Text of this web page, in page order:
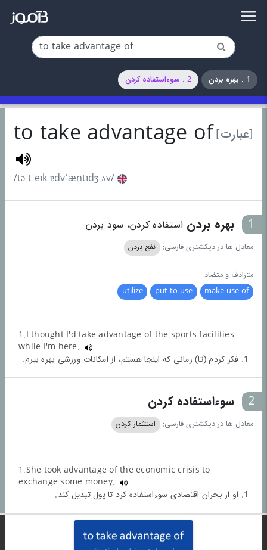
1 . بهره بردن 2 . سوءاستفاده کردن
[عبارت] to take advantage of
/tə tˈeɪk ɐdvˈæntɪdʒ ʌv/
1 بهره بردن استفاده کردن، سود بردن
معادل ها در دیکشنری فارسی: نفع بردن
مترادف و متضاد
make use of
put to use
utilize
1.I thought I'd take advantage of the sports facilities
while I'm here.
1. فکر کردم (تا) زمانی که اینجا هستم، از امکانات ورزشی بهره ببرم.
2 سوءاستفاده کردن
معادل ها در دیکشنری فارسی: استثمار کردن
1.She took advantage of the economic crisis to
exchange some money.
1. او از بحران اقتصادی سوءاستفاده کرد تا پول تبدیل کند.